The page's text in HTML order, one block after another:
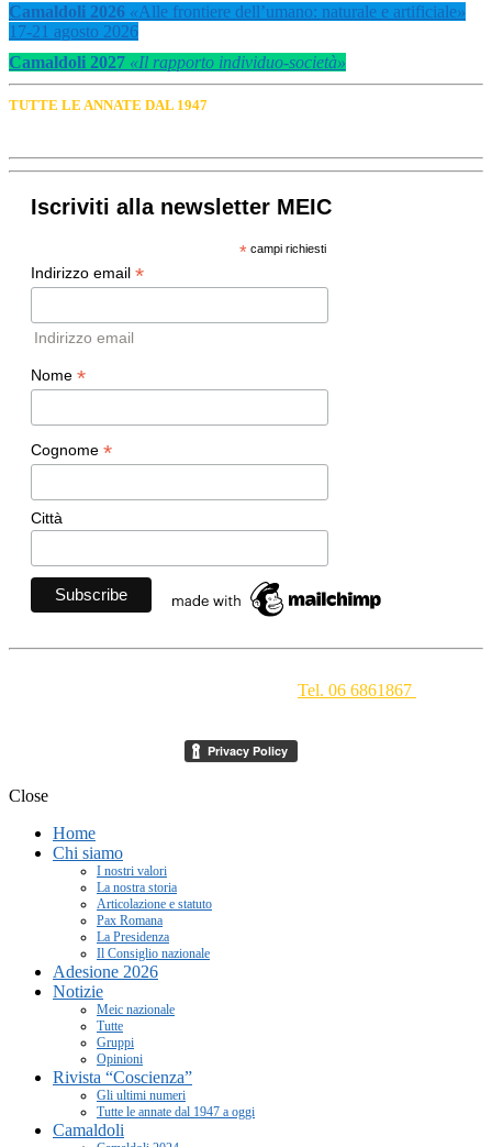
Camaldoli 2026 «Alle frontiere dell’umano: naturale e artificiale»
17-21 agosto 2026
Camaldoli 2027 «Il rapporto individuo-società»
TUTTE LE ANNATE DAL 1947
Iscriviti alla newsletter MEIC
*campi richiesti
Indirizzo email *
Indirizzo email
Nome *
Cognome *
Città
Tel. 06 6861867
Close
Home
Chi siamo
I nostri valori
La nostra storia
Articolazione e statuto
Pax Romana
La Presidenza
Il Consiglio nazionale
Adesione 2026
Notizie
Meic nazionale
Tutte
Gruppi
Opinioni
Rivista “Coscienza”
Gli ultimi numeri
Tutte le annate dal 1947 a oggi
Camaldoli